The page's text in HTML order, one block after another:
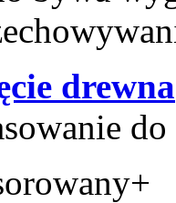
drewna